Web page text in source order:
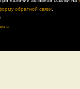
обратной связи